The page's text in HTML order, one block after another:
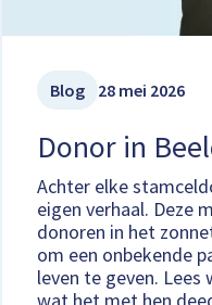
Blog 28 mei 2026
Donor in
Achter elke
eigen verhaal. Deze
donoren in het
om een onbekende
leven te geven.
wat het met hen